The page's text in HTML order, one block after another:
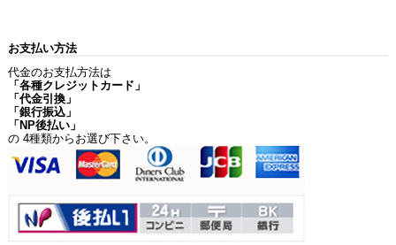
お支払い方法
代金のお支払方法は
「各種クレジットカード」
「代金引換」
「銀行振込」
「NP後払い」
の 4種類からお選び下さい。